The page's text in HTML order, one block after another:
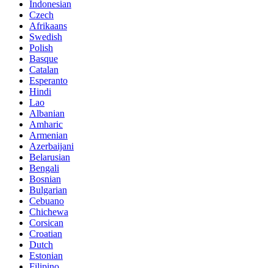
Indonesian
Czech
Afrikaans
Swedish
Polish
Basque
Catalan
Esperanto
Hindi
Lao
Albanian
Amharic
Armenian
Azerbaijani
Belarusian
Bengali
Bosnian
Bulgarian
Cebuano
Chichewa
Corsican
Croatian
Dutch
Estonian